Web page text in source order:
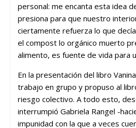
personal: me encanta esta idea
presiona para que nuestro
ciertamente refuerza lo que
el compost lo orgánico muerto
alimento, es fuente de vida para
En la presentación del libro
trabajo en grupo y propuso al
riesgo colectivo. A todo esto,
interrumpió Gabriela Rangel -
impunidad con la que a veces